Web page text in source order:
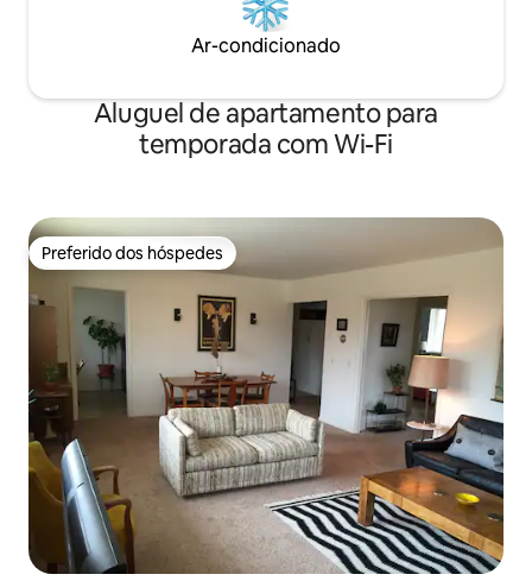
Ar-condicionado
Aluguel de apartamento para
temporada com Wi-Fi
Preferido dos hóspedes
Preferido dos hóspedes